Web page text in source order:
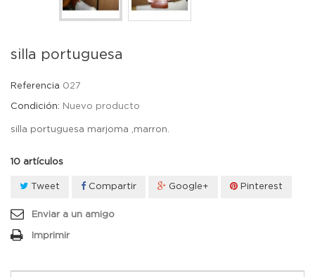
silla portuguesa
Referencia 027
Condición: Nuevo producto
silla portuguesa marjoma ,marron.
10 artículos
Tweet Compartir Google+ Pinterest
Enviar a un amigo
Imprimir